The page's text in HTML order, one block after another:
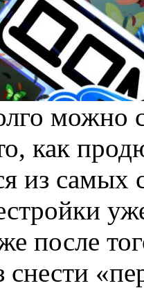
можно
как
из
после
снести